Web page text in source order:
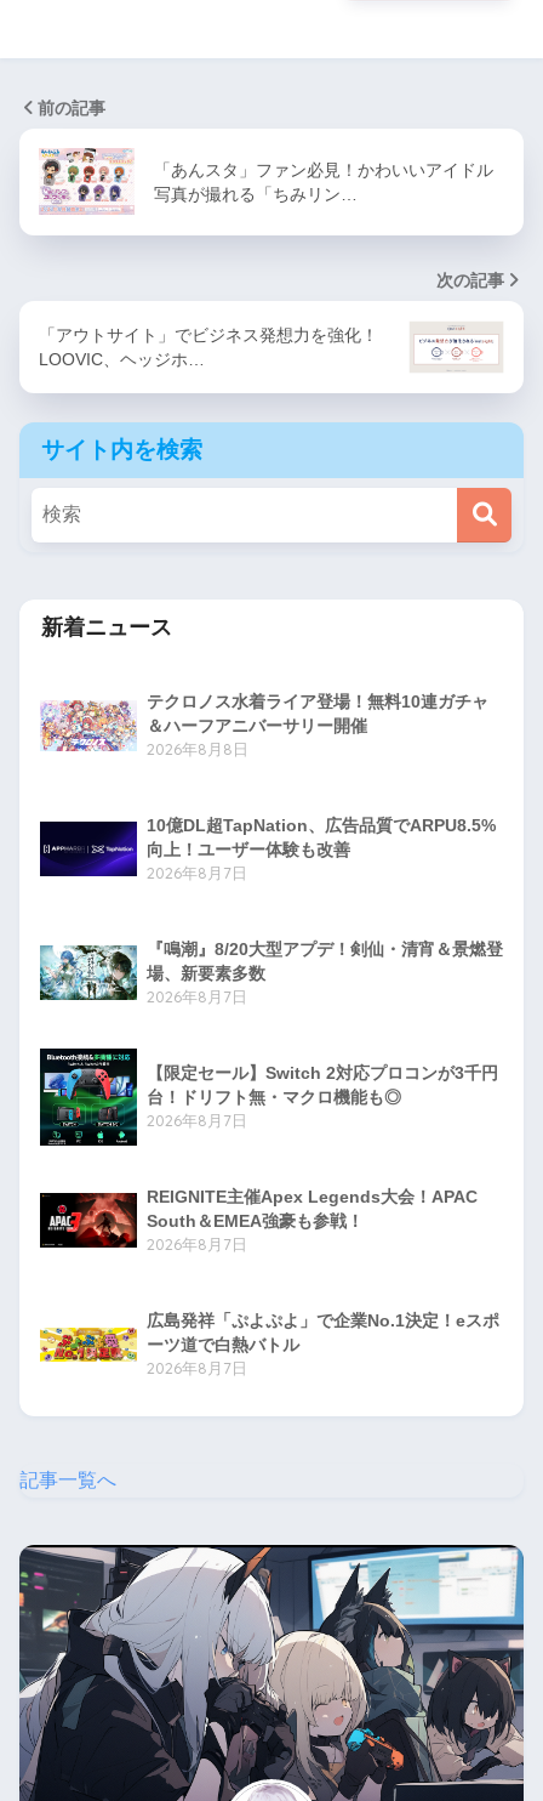
前の記事
「あんスタ」ファン必見！かわいいアイドル
写真が撮れる「ちみリン…
次の記事
「アウトサイト」でビジネス発想力を強化！
LOOVIC、ヘッジホ…
サイト内を検索
新着ニュース
テクロノス水着ライア登場！無料10連ガチャ
＆ハーフアニバーサリー開催
2026年8月8日
10億DL超TapNation、広告品質でARPU8.5%
向上！ユーザー体験も改善
2026年8月7日
『鳴潮』8/20大型アプデ！剣仙・清宵＆景燃登
場、新要素多数
2026年8月7日
【限定セール】Switch 2対応プロコンが3千円
台！ドリフト無・マクロ機能も◎
2026年8月7日
REIGNITE主催Apex Legends大会！APAC
South＆EMEA強豪も参戦！
2026年8月7日
広島発祥「ぷよぷよ」で企業No.1決定！eスポ
ーツ道で白熱バトル
2026年8月7日
記事一覧へ